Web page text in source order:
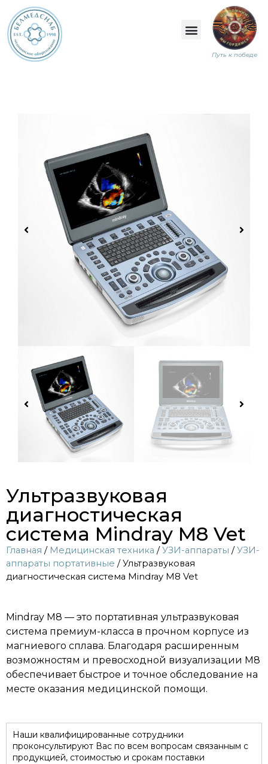
Путь к победе
Ультразвуковая
диагностическая
система Mindray M8 Vet
Главная / Медицинская техника /УЗИ-аппараты /УЗИ-
аппараты портативные / Ультразвуковая
диагностическая система Mindray M8 Vet
Mindray M8 — это портативная ультразвуковая
система премиум-класса в прочном корпусе из
магниевого сплава. Благодаря расширенным
возможностям и превосходной визуализации M8
обеспечивает быстрое и точное обследование на
месте оказания медицинской помощи.
Наши квалифицированные сотрудники
проконсультируют Вас по всем вопросам связанным с
продукцией, стоимостью и срокам поставки